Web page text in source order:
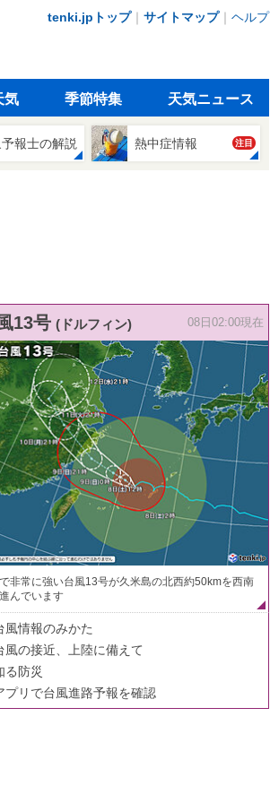
tenki.jpトップ｜ サイトマップ｜ ヘルプ
気 季節特集 天気ニュース
報士の解説 熱中症情報 注目
13号 (ドルフィン) 08日02:00現在
非常に強い台風13号が久米島の北西約50kmを西南
んでいます
風情報のみかた
風の接近、上陸に備えて
る防災
プリで台風進路予報を確認